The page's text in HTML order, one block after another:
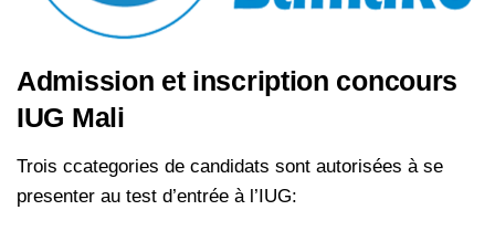
Admission et inscription concours
IUG Mali
Trois ccategories de candidats sont autorisées à se
presenter au test d’entrée à l’IUG: